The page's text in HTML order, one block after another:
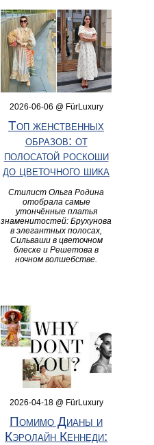
2026-06-06 @ FürLuxury
Топ женственных
образов: от
полосатой роскоши
до цветочного шика
Стилист Ольга Родина
отобрала самые
утончённые платья
знаменитостей: Брухунова
в элегантных полосах,
Сильваши в цветочном
блеске и Решетова в
ночном волшебстве.
2026-04-18 @ FürLuxury
Помимо Дианы и
Кэролайн Кеннеди: